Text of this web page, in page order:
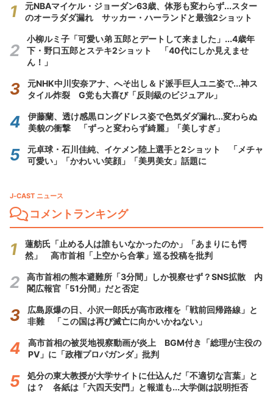
元NBAマイケル・ジョーダン63歳、体形も変わらず...スター
のオーラダダ漏れ サッカー・ハーランドと最強2ショット
小柳ルミ子「可愛い弟 五郎とデートして来ました」...4歳年
下・野口五郎とステキ2ショット 「40代にしか見えませ
ん！」
元NHK中川安奈アナ、へそ出し＆ド派手巨人ユニ姿で...神ス
タイル炸裂 G党も大喜び「反則級のビジュアル」
伊藤蘭、透け感黒ロングドレス姿で色気ダダ漏れ...変わらぬ
美貌の衝撃 「ずっと変わらず綺麗」「美しすぎ」
元卓球・石川佳純、イケメン陸上選手と2ショット 「メチャ
可愛い」「かわいい笑顔」「美男美女」話題に
J-CAST ニュース
コメントランキング
蓮舫氏「止める人は誰もいなかったのか」「あまりにも愕
然」 高市首相「上空から合掌」巡る投稿を批判
高市首相の熊本避難所「3分間」しか視察せず？SNS拡散 内
閣広報官「51分間」だと否定
広島原爆の日、小沢一郎氏が高市政権を「戦前回帰路線」と
非難 「この国は再び滅亡に向かいかねない」
高市首相の被災地視察動画が炎上 BGM付き「総理が主役の
PV」に「政権プロパガンダ」批判
処分の東大教授が大学サイトに仕込んだ「不適切な言葉」と
は？ 各紙は「六四天安門」と報道も...大学側は説明拒否